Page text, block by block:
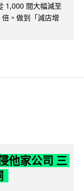
1,000 間大幅減至
。做到「減店增
他家公司 三